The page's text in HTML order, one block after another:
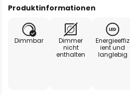
Produktinformationen
Dimmbar
Dimmer
nicht
enthalten
Energieeffiz
ient und
langlebig